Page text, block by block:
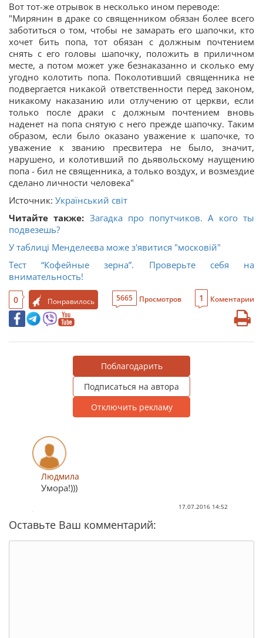
Вот тот-же отрывок в несколько ином переводе:
"Мирянин в драке со священником обязан более всего
заботиться о том, чтобы не замарать его шапочки, кто
хочет бить попа, тот обязан с должным почтением
снять с его головы шапочку, положить в приличном
месте, а потом может уже безнаказанно и сколько ему
угодно колотить попа. Поколотивший священника не
подвергается никакой ответственности перед законом,
никакому наказанию или отлучению от церкви, если
только после драки с должным почтением вновь
наденет на попа снятую с него прежде шапочку. Таким
образом, если было оказано уважение к шапочке, то
уважение к званию пресвитера не было, значит,
нарушено, и колотивший по дьявольскому наущению
попа - бил не священника, а только воздух, и возмездие
сделано личности человека"
Источник: Український світ
Читайте также: Загадка про попутчиков. А кого ты
подвезешь?
У таблиці Менделеєва може з'явитися "московій"
Тест “Кофейные зерна”. Проверьте себя на
внимательность!
0 Понравилось 5665 Просмотров 1 Коментарии
Поблагодарить
Подписаться на автора
Отключить рекламу
Людмила
Умора!)))
17.07.2016 14:52
Оставьте Ваш комментарий: